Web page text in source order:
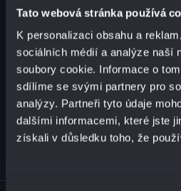
Tato webová stránka používá
K personalizaci obsahu a
sociálních médií a analýze naší
soubory cookie. Informace o
sdílíme se svými partnery pro
analýzy. Partneři tyto údaje
dalšími informacemi, které jste
získali v důsledku toho, že
+421 2 321